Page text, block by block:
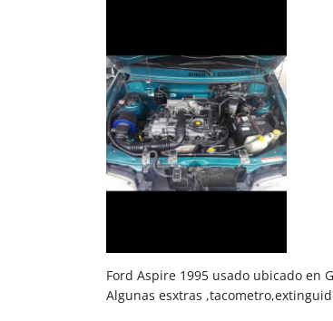
Ford Aspire 1995 usado ubicado en
Algunas esxtras